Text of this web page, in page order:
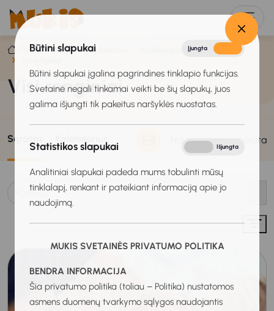
Būtini slapukai Įjungta
Būtini slapukai įgalina pagrindines tinklapio funkcijas.
Svetainė negali tinkamai veikti be šių slapukų, juos
galima išjungti tik pakeitus naršyklės nuostatas.
Statistikos slapukai Išjungta
Analitiniai slapukai padeda mums tobulinti mūsų
tinklalapį, renkant ir pateikiant informaciją apie jo
naudojimą.
MUKIS SVETAINĖS PRIVATUMO POLITIKA
BENDRA INFORMACIJA
Šia privatumo politika (toliau – Politika) nustatomos
asmens duomenų tvarkymo sąlygos naudojantis
Titulinis Karjeros specialistams
Kvalifikacijos tobulinimas
Visi renginiai
Sąrašas Naujienų prenumerata